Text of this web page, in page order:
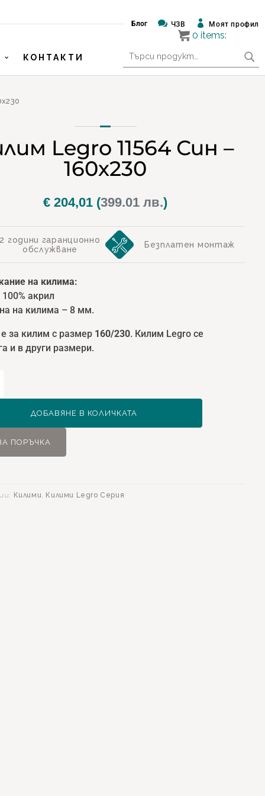
Блог  ЧЗВ  Моят профил
КОНТАКТИ
за:
Legro 11564 Син –
160х230
€ 204,01 (399.01 лв.)
2 години гаранционно
обслужване
Безплатен монтаж
на килима:
акрил
на килима – 8 мм.
за килим с размер 160/230. Килим Legro се
и в други размери.
ДОБАВЯНЕ В КОЛИЧКАТА
ПОРЪЧКА
Килими Килими Legro Серия
0 items: